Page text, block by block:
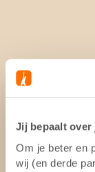
Jij bepaalt over
Om je beter en
wij (en derde